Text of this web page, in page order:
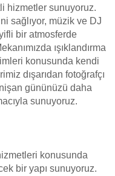
hizmetler sunuyoruz.
sağlıyor, müzik ve DJ
bir atmosferde
ışıklandırma
konusunda kendi
dışarıdan fotoğrafçı
gününüzü daha
sunuyoruz.
konusunda
bir yapı sunuyoruz.